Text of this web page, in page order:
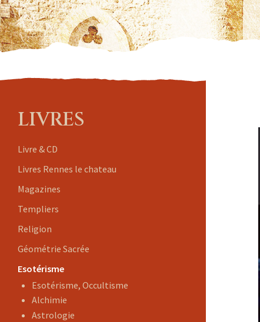
LIVRES
Livre & CD
Livres Rennes le chateau
Magazines
Templiers
Religion
Géométrie Sacrée
Esotérisme
Esotérisme, Occultisme
Alchimie
Astrologie